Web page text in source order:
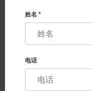
代孕母亲 服务
个人供精者
姓名 *
电话